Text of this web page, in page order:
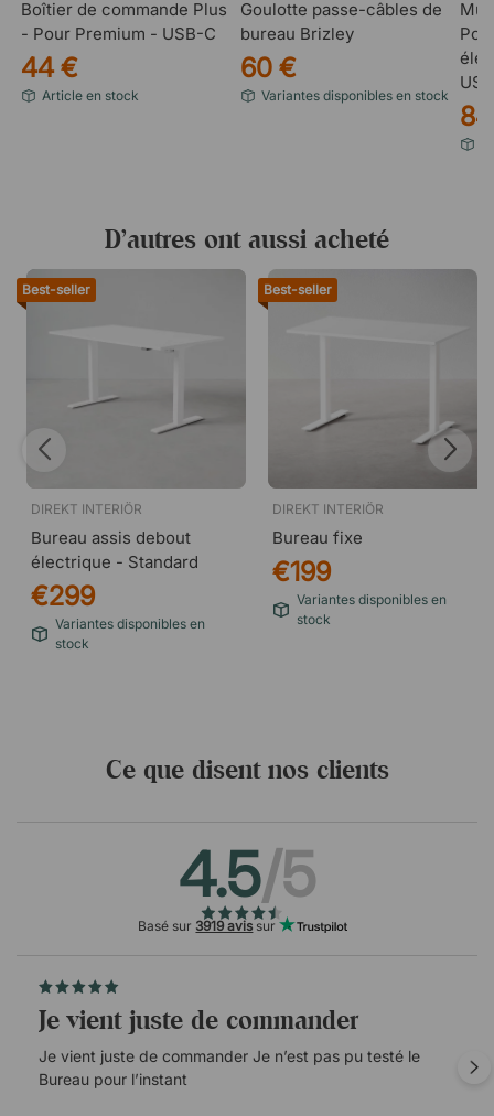
Encapsulé pour une sécurité accrue
Plateau
Panneau de particules de haute densité
Stratifié durable en plusieurs versions
Boîtier de commande Plus
- Pour Premium - USB-C
44 €
Article en stock
Goulotte passe-câbles de
bureau Brizley
60 €
Variantes disponibles en stock
D’autres ont aussi acheté
Best-seller
DIREKT INTERIÖR
Bureau assis debout
électrique - Standard
€299
Variantes disponibles en
stock
Best-seller
DIREKT INTERIÖR
Bureau fixe
€199
Variantes disponibles en
stock
Ce que disent nos clients
4.5/5
Basé sur 3919 avis sur
Je vient juste de commander
Je vient juste de commander Je n’est pas pu testé le
Bureau pour l’instant